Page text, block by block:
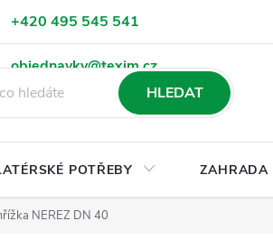
+420 495 545 541
objednavky@texim.cz
údajů Ke stažení
HLEDAT
POTŘEBY ZAHRADA
NEREZ DN 40